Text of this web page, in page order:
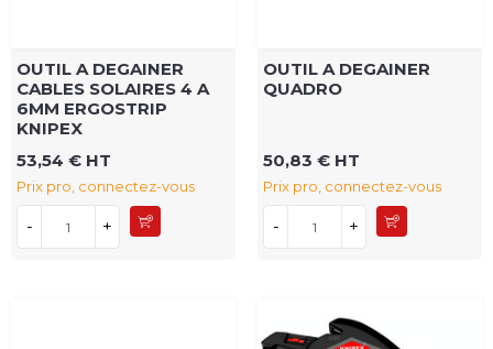
OUTIL A DEGAINER
CABLES SOLAIRES 4 A
6MM ERGOSTRIP
KNIPEX
53,54 € HT
Prix pro, connectez-vous
- +
OUTIL A DEGAINER
QUADRO
50,83 € HT
Prix pro, connectez-vous
- +